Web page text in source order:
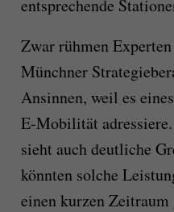
entsprechende
Zwar rühmen
Münchner
Ansinnen, weil es
E-Mobilität
sieht auch deutliche
könnten solche
einen kurzen Zeitraum